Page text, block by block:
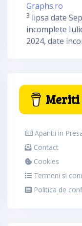
Graphs.ro
3 lipsa date
incomplete
2024, date
Meriti
Aparitii in
Contact
Cookies
Termeni si
Politica de